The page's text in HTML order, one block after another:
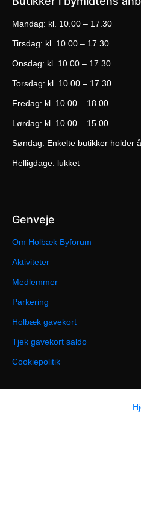
Mandag: kl. 10.00 – 17.30
Tirsdag: kl. 10.00 – 17.30
Onsdag: kl. 10.00 – 17.30
Torsdag: kl. 10.00 – 17.30
Fredag: kl. 10.00 – 18.00
Lørdag: kl. 10.00 – 15.00
Søndag: Enkelte butikker holder
Helligdage: lukket
Genveje
Om Holbæk Byforum
Aktiviteter
Medlemmer
Parkering
Holbæk gavekort
Tjek gavekort saldo
Cookiepolitik